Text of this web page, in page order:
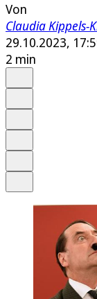
Von
Claudia Kippels-
29.10.2023,
2 min